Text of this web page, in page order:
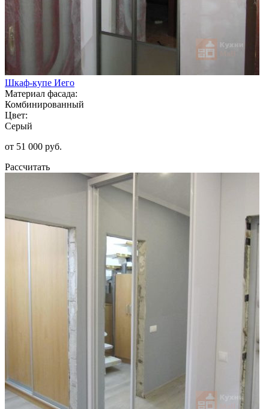
Шкаф-купе Иего
Материал фасада:
Комбинированный
Цвет:
Серый
от 51 000 руб.
Рассчитать